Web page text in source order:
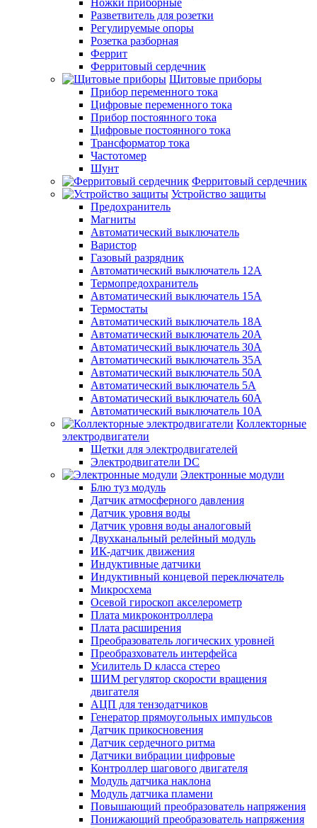
Ножки приборные
Разветвитель для розетки
Регулируемые опоры
Розетка разборная
Феррит
Ферритовый сердечник
Щитовые приборы
Прибор переменного тока
Цифровые переменного тока
Прибор постоянного тока
Цифровые постоянного тока
Трансформатор тока
Частотомер
Шунт
Ферритовый сердечник
Устройство защиты
Предохранитель
Магниты
Автоматический выключатель
Варистор
Газовый разрядник
Автоматический выключатель 12А
Термопредохранитель
Автоматический выключатель 15А
Термостаты
Автоматический выключатель 18А
Автоматический выключатель 20А
Автоматический выключатель 30А
Автоматический выключатель 35А
Автоматический выключатель 50А
Автоматический выключатель 5А
Автоматический выключатель 60А
Автоматический выключатель 10А
Коллекторные
электродвигатели
Щетки для электродвигателей
Электродвигатели DC
Электронные модули
Блю туз модуль
Датчик атмосферного давления
Датчик уровня воды
Датчик уровня воды аналоговый
Двухканальный релейный модуль
ИК-датчик движения
Индуктивные датчики
Индуктивный концевой переключатель
Микросхема
Осевой гироскоп акселерометр
Плата микроконтроллера
Плата расширения
Преобразователь логических уровней
Преобразхователь интерфейса
Усилитель D класса стерео
ШИМ регулятор скорости вращения
двигателя
АЦП для тензодатчиков
Генератор прямоугольных импульсов
Датчик прикосновения
Датчик сердечного ритма
Датчики вибрации цифровые
Контроллер шагового двигателя
Модуль датчика наклона
Модуль датчика пламени
Повышающий преобразователь напряжения
Понижающий преобразователь напряжения